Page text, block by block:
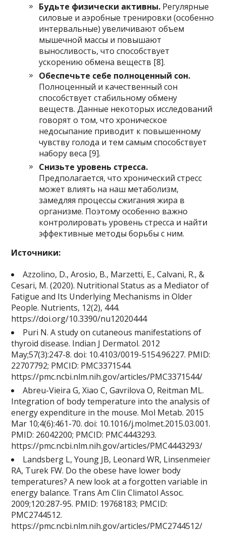
Будьте физически активны. Регулярные
силовые и аэробные тренировки (особенно
интервальные) увеличивают объем
мышечной массы и повышают
выносливость, что способствует
ускорению обмена веществ [8].
Обеспечьте себе полноценный сон.
Полноценный и качественный сон
способствует стабильному обмену
веществ. Данные некоторых исследований
говорят о том, что хроническое
недосыпание приводит к повышенному
чувству голода и тем самым способствует
набору веса [9].
Снизьте уровень стресса.
Предполагается, что хронический стресс
может влиять на наш метаболизм,
замедляя процессы сжигания жира в
организме. Поэтому особенно важно
контролировать уровень стресса и найти
эффективные методы борьбы с ним.
Источники:
Azzolino, D., Arosio, B., Marzetti, E., Calvani, R., &
Cesari, M. (2020). Nutritional Status as a Mediator of
Fatigue and Its Underlying Mechanisms in Older
People. Nutrients, 12(2), 444.
https://doi.org/10.3390/nu12020444
Puri N. A study on cutaneous manifestations of
thyroid disease. Indian J Dermatol. 2012
May;57(3):247-8. doi: 10.4103/0019-5154.96227. PMID:
22707792; PMCID: PMC3371544.
https://pmc.ncbi.nlm.nih.gov/articles/PMC3371544/
Abreu-Vieira G, Xiao C, Gavrilova O, Reitman ML.
Integration of body temperature into the analysis of
energy expenditure in the mouse. Mol Metab. 2015
Mar 10;4(6):461-70. doi: 10.1016/j.molmet.2015.03.001.
PMID: 26042200; PMCID: PMC4443293.
https://pmc.ncbi.nlm.nih.gov/articles/PMC4443293/
Landsberg L, Young JB, Leonard WR, Linsenmeier
RA, Turek FW. Do the obese have lower body
temperatures? A new look at a forgotten variable in
energy balance. Trans Am Clin Climatol Assoc.
2009;120:287-95. PMID: 19768183; PMCID:
PMC2744512.
https://pmc.ncbi.nlm.nih.gov/articles/PMC2744512/